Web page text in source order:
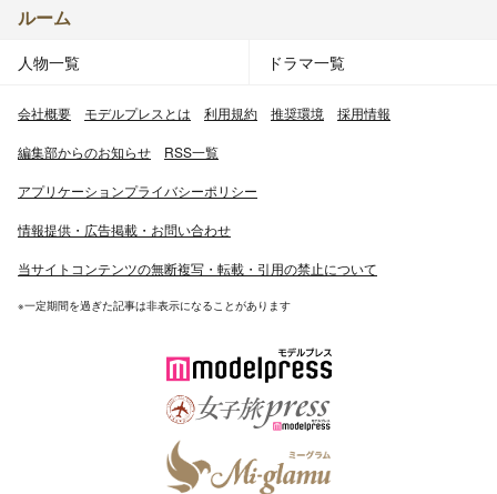
ルーム
人物一覧 ドラマ一覧
会社概要 モデルプレスとは 利用規約 推奨環境 採用情報
編集部からのお知らせ RSS一覧
アプリケーションプライバシーポリシー
情報提供・広告掲載・お問い合わせ
当サイトコンテンツの無断複写・転載・引用の禁止について
※一定期間を過ぎた記事は非表示になることがあります